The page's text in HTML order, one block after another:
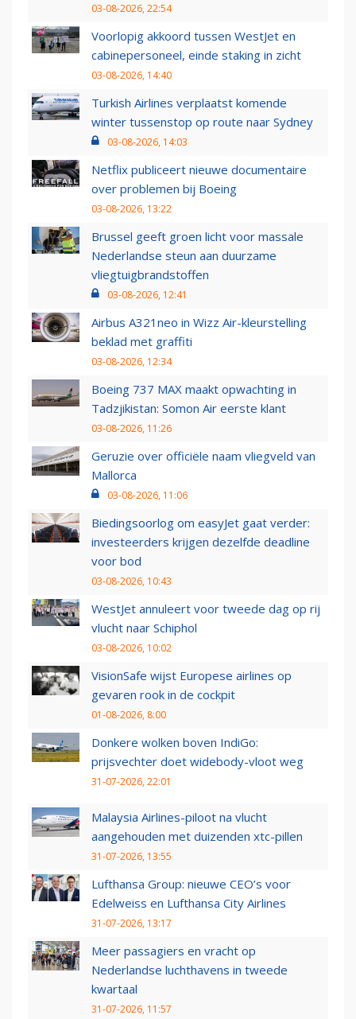
03-08-2026, 22:54
Voorlopig akkoord tussen WestJet en
cabinepersoneel, einde staking in zicht
03-08-2026, 14:40
Turkish Airlines verplaatst komende
winter tussenstop op route naar Sydney
03-08-2026, 14:03
Netflix publiceert nieuwe documentaire
over problemen bij Boeing
03-08-2026, 13:22
Brussel geeft groen licht voor massale
Nederlandse steun aan duurzame
vliegtuigbrandstoffen
03-08-2026, 12:41
Airbus A321neo in Wizz Air-kleurstelling
beklad met graffiti
03-08-2026, 12:34
Boeing 737 MAX maakt opwachting in
Tadzjikistan: Somon Air eerste klant
03-08-2026, 11:26
Geruzie over officiële naam vliegveld van
Mallorca
03-08-2026, 11:06
Biedingsoorlog om easyJet gaat verder:
investeerders krijgen dezelfde deadline
voor bod
03-08-2026, 10:43
WestJet annuleert voor tweede dag op rij
vlucht naar Schiphol
03-08-2026, 10:02
VisionSafe wijst Europese airlines op
gevaren rook in de cockpit
01-08-2026, 8:00
Donkere wolken boven IndiGo:
prijsvechter doet widebody-vloot weg
31-07-2026, 22:01
Malaysia Airlines-piloot na vlucht
aangehouden met duizenden xtc-pillen
31-07-2026, 13:55
Lufthansa Group: nieuwe CEO’s voor
Edelweiss en Lufthansa City Airlines
31-07-2026, 13:17
Meer passagiers en vracht op
Nederlandse luchthavens in tweede
kwartaal
31-07-2026, 11:57